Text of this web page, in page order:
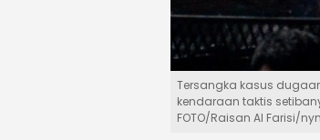
Tersangka kasus
kendaraan taktis
FOTO/Raisan Al Farisi/